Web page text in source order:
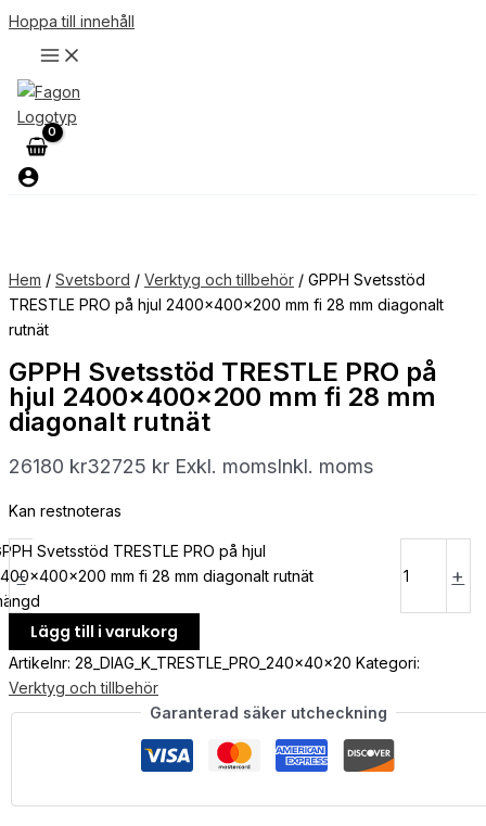
Hoppa till innehåll
Hem / Svetsbord / Verktyg och tillbehör / GPPH Svetsstöd
TRESTLE PRO på hjul 2400x400x200 mm fi 28 mm diagonalt
rutnät
GPPH Svetsstöd TRESTLE PRO på
hjul 2400x400x200 mm fi 28 mm
diagonalt rutnät
26180 kr32725 kr Exkl. momsInkl. moms
Kan restnoteras
-
Svetsstöd TRESTLE PRO på hjul
mm fi 28 mm diagonalt rutnät
+
Lägg till i varukorg
Artikelnr: 28_DIAG_K_TRESTLE_PRO_240x40x20 Kategori:
Verktyg och tillbehör
Garanterad säker utcheckning